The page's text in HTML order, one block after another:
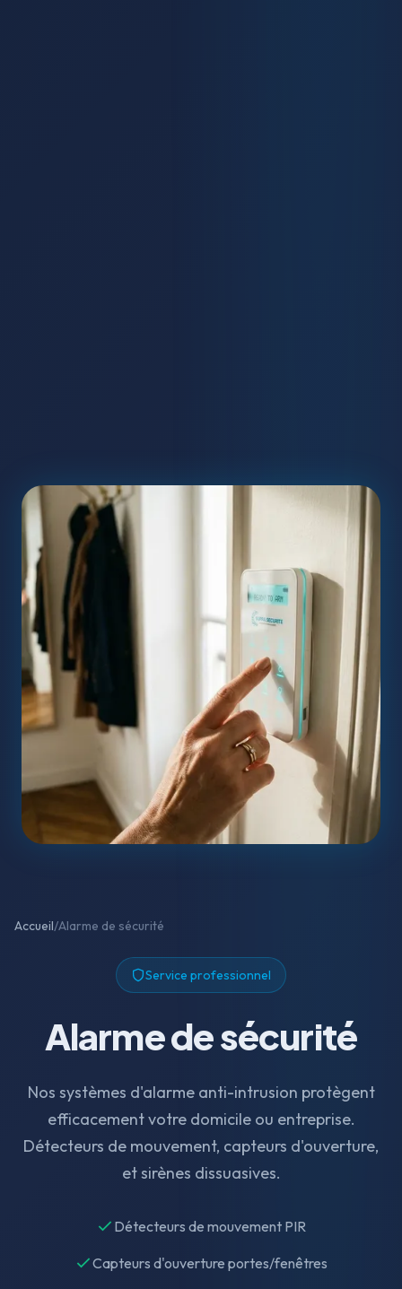
Accueil/Alarme de sécurité
Service professionnel
Alarme de sécurité
Nos systèmes d'alarme anti-intrusion protègent
efficacement votre domicile ou entreprise.
Détecteurs de mouvement, capteurs d'ouverture,
et sirènes dissuasives.
Détecteurs de mouvement PIR
Capteurs d'ouverture portes/fenêtres